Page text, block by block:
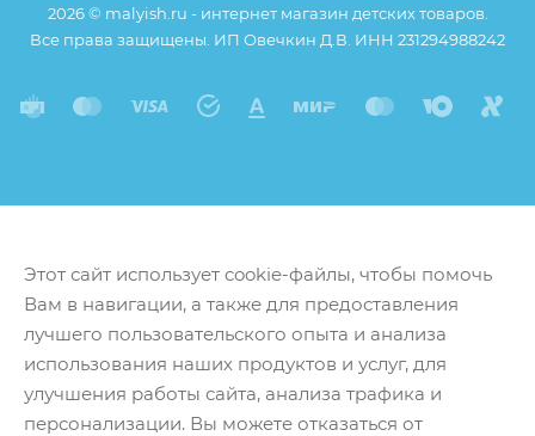
2026 © malyish.ru - интернет магазин детских товаров.
Все права защищены. ИП Овечкин Д.В. ИНН 231294988242
Этот сайт использует cookie-файлы, чтобы помочь
Вам в навигации, а также для предоставления
лучшего пользовательского опыта и анализа
использования наших продуктов и услуг, для
улучшения работы сайта, анализа трафика и
персонализации. Вы можете отказаться от